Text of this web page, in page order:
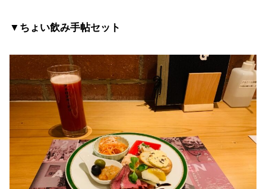
▼ちょい飲み手帖セット